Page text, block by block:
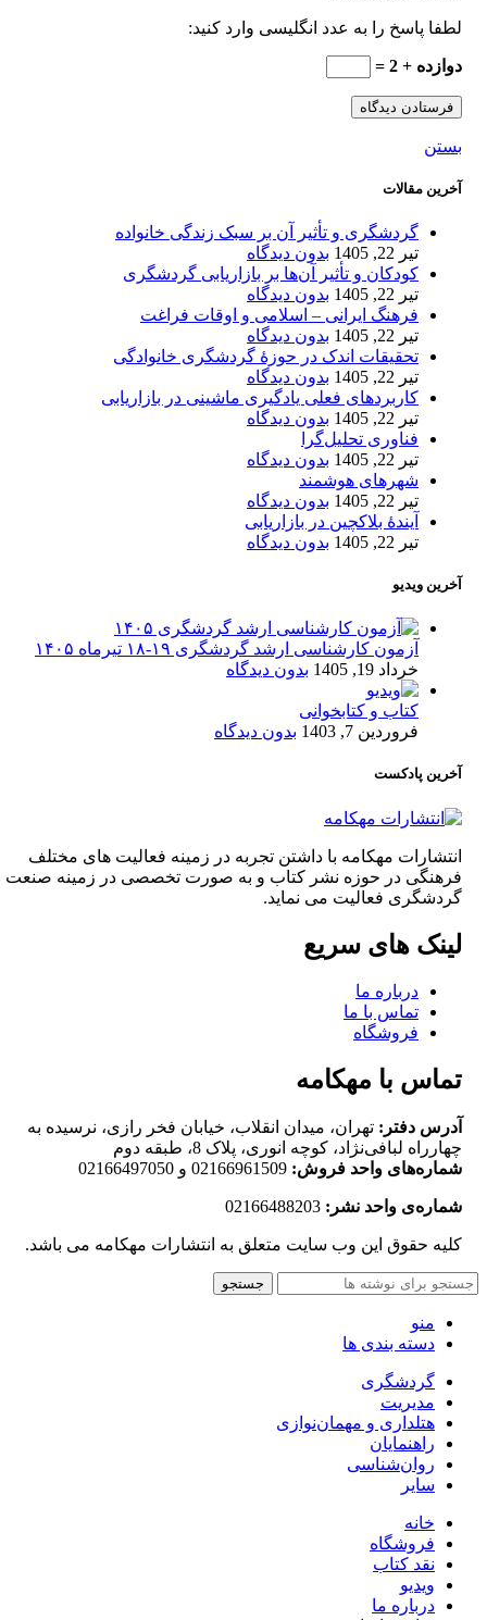
لطفا پاسخ را به عدد انگلیسی وارد کنید:
دوازده + 2 =
بستن
آخرین مقالات
گردشگری و تأثیر آن بر سبک زندگی خانواده
تیر 22, 1405
بدون دیدگاه
کودکان و تأثیر آن‌ها بر بازاریابی گردشگری
تیر 22, 1405
بدون دیدگاه
فرهنگ ایرانی – اسلامی و اوقات فراغت
تیر 22, 1405
بدون دیدگاه
تحقیقات اندک در حوزۀ گردشگری خانوادگی
تیر 22, 1405
بدون دیدگاه
کاربردهای فعلی یادگیری ماشینی در بازاریابی
تیر 22, 1405
بدون دیدگاه
فناوری تحلیل‌گرا
تیر 22, 1405
بدون دیدگاه
شهرهای هوشمند
تیر 22, 1405
بدون دیدگاه
آیندۀ بلاکچین در بازاریابی
تیر 22, 1405
بدون دیدگاه
آخرین ویدیو
آزمون کارشناسی ارشد گردشگری ۱۹-۱۸ تیرماه ۱۴۰۵
خرداد 19, 1405
بدون دیدگاه
کتاب و کتابخوانی
فروردین 7, 1403
بدون دیدگاه
آخرین پادکست
انتشارات مهکامه با داشتن تجربه در زمینه فعالیت های مختلف
فرهنگی در حوزه نشر کتاب و به صورت تخصصی در زمینه صنعت
گردشگری فعالیت می نماید.
لینک های سریع
درباره ما
تماس با ما
فروشگاه
تماس با مهکامه
آدرس دفتر: تهران، میدان انقلاب، خیابان فخر رازی، نرسیده به
چهارراه لبافی‌نژاد، کوچه انوری، پلاک 8، طبقه دوم
شماره‌های واحد فروش: 02166961509 و 02166497050
شماره‌‌ی واحد نشر:
کلیه حقوق این وب سایت متعلق به انتشارات مهکامه می باشد.
جستجو
منو
دسته بندی ها
گردشگری
مدیریت
هتلداری و مهمان‌نوازی
راهنمایان
روان‌شناسی
سایر
خانه
فروشگاه
نقد کتاب
ویدیو
درباره‌ ما